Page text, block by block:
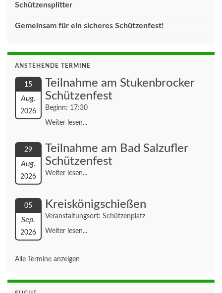
Schützensplitter
Gemeinsam für ein sicheres Schützenfest!
ANSTEHENDE TERMINE
15
Aug.
2026
Teilnahme am Stukenbrocker
Schützenfest
Beginn: 17:30
Weiter lesen...
29
Aug.
2026
Teilnahme am Bad Salzufler
Schützenfest
Weiter lesen...
05
Sep.
2026
Kreiskönigschießen
Veranstaltungsort: Schützenplatz
Weiter lesen...
Alle Termine anzeigen